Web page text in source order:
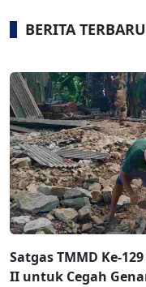
BERITA TERBARU
Satgas TMMD Ke-
II untuk Cegah